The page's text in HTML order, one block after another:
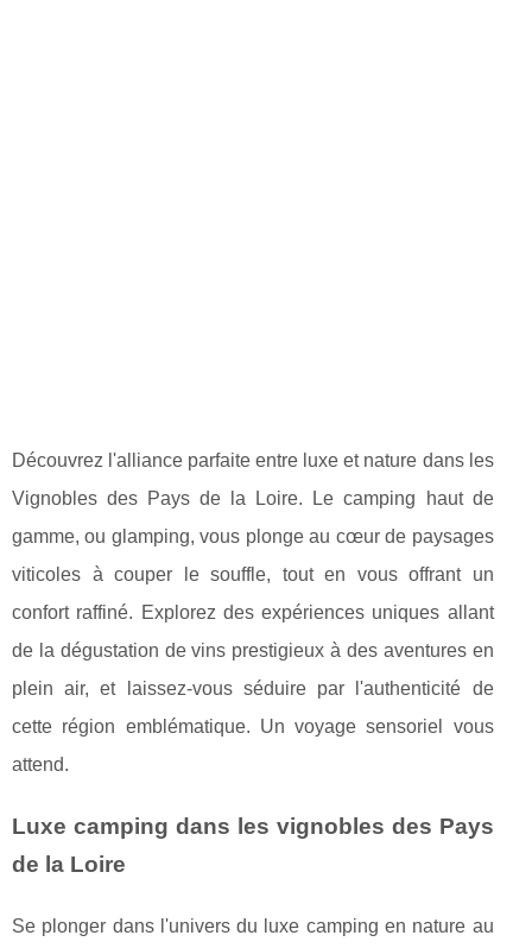
Découvrez l'alliance parfaite entre luxe et nature dans les
Vignobles des Pays de la Loire. Le camping haut de
gamme, ou glamping, vous plonge au cœur de paysages
viticoles à couper le souffle, tout en vous offrant un
confort raffiné. Explorez des expériences uniques allant
de la dégustation de vins prestigieux à des aventures en
plein air, et laissez-vous séduire par l'authenticité de
cette région emblématique. Un voyage sensoriel vous
attend.
Luxe camping dans les vignobles des Pays
de la Loire
Se plonger dans l'univers du luxe camping en nature au